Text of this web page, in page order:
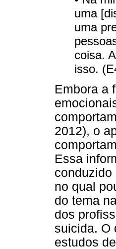
uma
uma
coisa.
isso.
Embora a
2012), o
Essa
conduzido
no qual
do tema
dos
suicida. O
estudos